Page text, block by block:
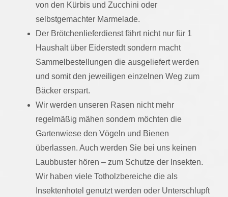
von den Kürbis und Zucchini oder
selbstgemachter Marmelade.
Der Brötchenlieferdienst fährt nicht nur für 1
Haushalt über Eiderstedt sondern macht
Sammelbestellungen die ausgeliefert werden
und somit den jeweiligen einzelnen Weg zum
Bäcker erspart.
Wir werden unseren Rasen nicht mehr
regelmäßig mähen sondern möchten die
Gartenwiese den Vögeln und Bienen
überlassen. Auch werden Sie bei uns keinen
Laubbuster hören – zum Schutze der Insekten.
Wir haben viele Totholzbereiche die als
Insektenhotel genutzt werden oder Unterschlupft